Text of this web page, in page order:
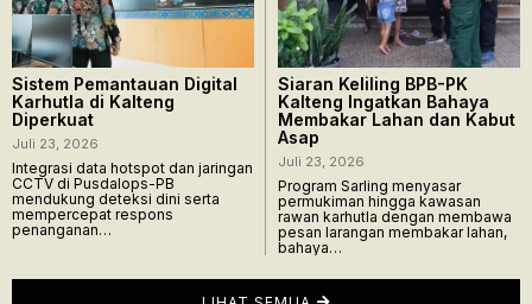
Sistem Pemantauan Digital
Karhutla di Kalteng
Diperkuat
Juli 23, 2026
Integrasi data hotspot dan jaringan
CCTV di Pusdalops-PB
mendukung deteksi dini serta
mempercepat respons
penanganan…
Siaran Keliling BPB-PK
Kalteng Ingatkan Bahaya
Membakar Lahan dan Kabut
Asap
Juli 23, 2026
Program Sarling menyasar
permukiman hingga kawasan
rawan karhutla dengan membawa
pesan larangan membakar lahan,
bahaya…